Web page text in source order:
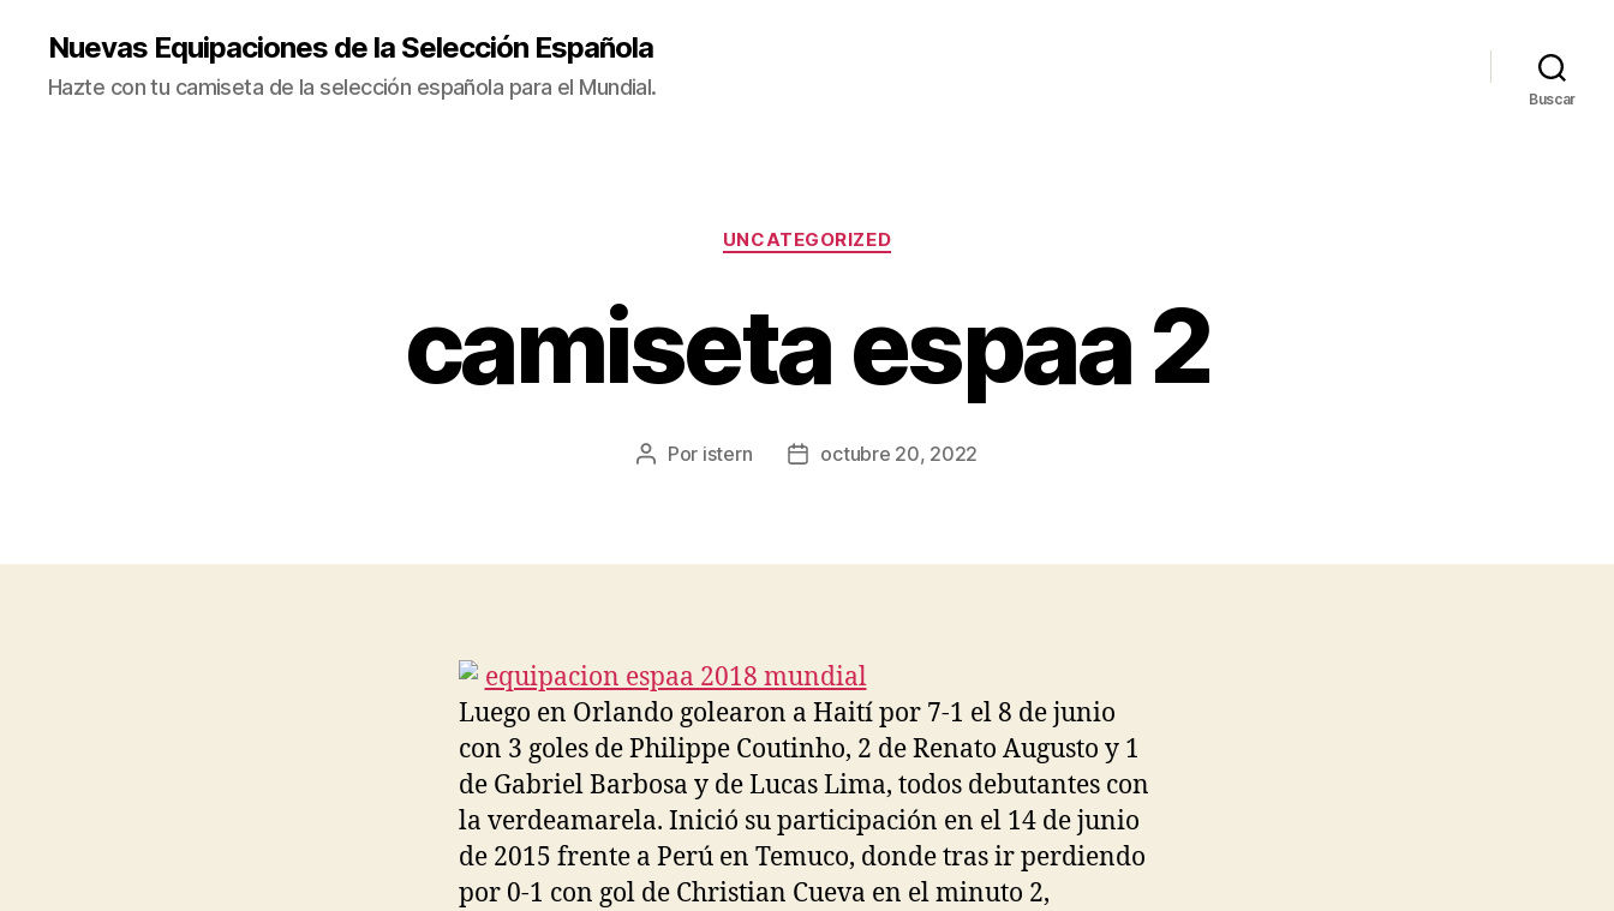
Nuevas Equipaciones de la Selección Española
Hazte con tu camiseta de la selección española para el Mundial. Buscar
Categorías
UNCATEGORIZED
camiseta espaa 2
Autor
Por istern
Fechaoctubre 20, 2022
Luego en Orlando golearon a Haití por 7-1 el 8 de junio
con 3 goles de Philippe Coutinho, 2 de Renato Augusto y 1
de Gabriel Barbosa y de Lucas Lima, todos debutantes con
la verdeamarela. Inició su participación en el 14 de junio
de 2015 frente a Perú en Temuco, donde tras ir perdiendo
por 0-1 con gol de Christian Cueva en el minuto 2,